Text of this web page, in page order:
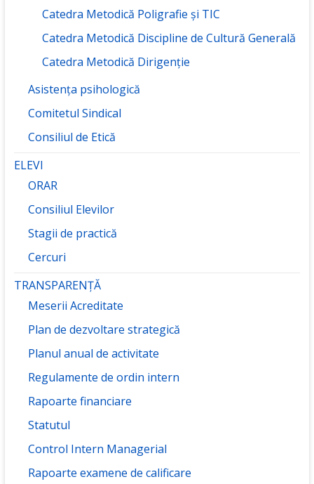
Catedra Metodică Poligrafie și TIC
Catedra Metodică Discipline de Cultură Generală
Catedra Metodică Dirigenție
Asistența psihologică
Comitetul Sindical
Consiliul de Etică
ELEVI
ORAR
Consiliul Elevilor
Stagii de practică
Cercuri
TRANSPARENȚĂ
Meserii Acreditate
Plan de dezvoltare strategică
Planul anual de activitate
Regulamente de ordin intern
Rapoarte financiare
Statutul
Control Intern Managerial
Rapoarte examene de calificare